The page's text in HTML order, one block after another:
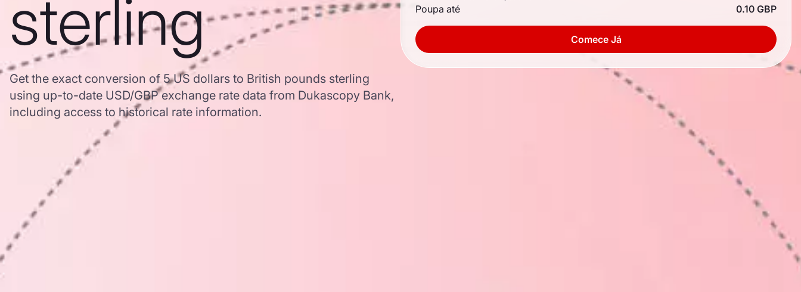
sterling
Get the exact conversion of 5 US dollars to British pounds sterling
using up-to-date USD/GBP exchange rate data from Dukascopy Bank,
including access to historical rate information.
Poupa até 0.10 GBP
Comece Já